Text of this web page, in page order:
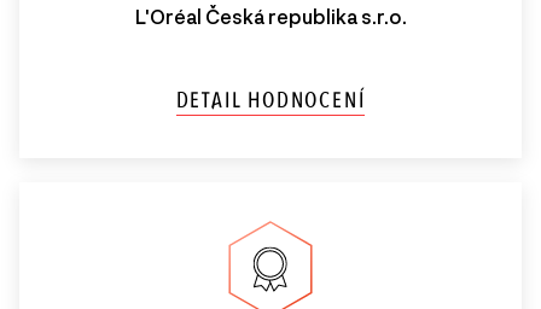
L'Oréal Česká republika s.r.o.
DETAIL HODNOCENÍ